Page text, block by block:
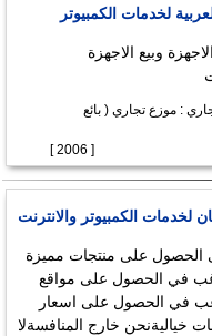
وبيع الاجهزة
: موزع تجاري ( بائع
[ 2006 ]
لخدمات الكمبيوتر والانترنت
على منتجات مميزة
في الحصول على مواقع
في الحصول على اسعار
خياليةنحن خارج المنافسةلا